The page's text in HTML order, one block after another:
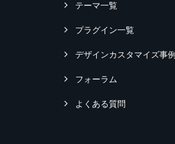
テーマ一覧
プラグイン一覧
デザインカスタマイズ事例
フォーラム
よくある質問